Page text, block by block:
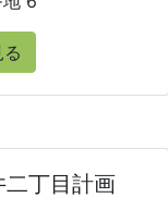
二丁目計画